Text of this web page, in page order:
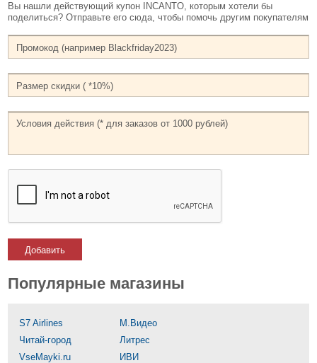
Вы нашли действующий купон INCANTO, которым хотели бы
поделиться? Отправьте его сюда, чтобы помочь другим покупателям
Добавить
Популярные магазины
S7 Airlines
М.Видео
Читай-город
Литрес
VseMayki.ru
ИВИ